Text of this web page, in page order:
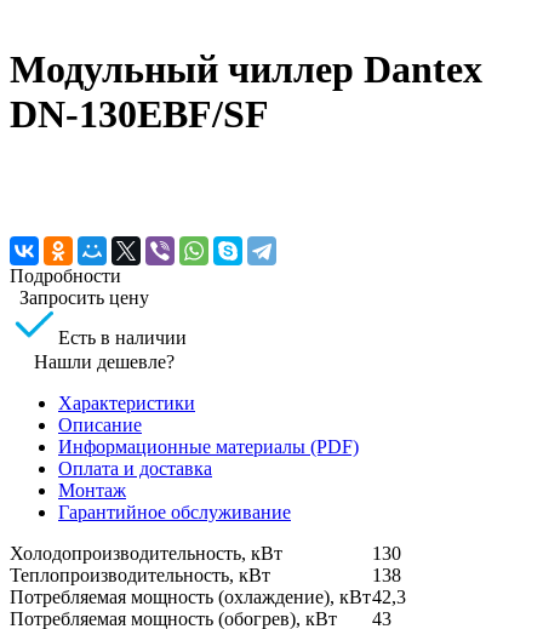
Модульный чиллер Dantex
DN-130EBF/SF
Подробности
Запросить цену
Есть в наличии
Нашли дешевле?
Характеристики
Описание
Информационные материалы (PDF)
Оплата и доставка
Монтаж
Гарантийное обслуживание
Холодопроизводительность, кВт
130
Теплопроизводительность, кВт
138
Потребляемая мощность (охлаждение), кВт42,3
Потребляемая мощность (обогрев), кВт
43